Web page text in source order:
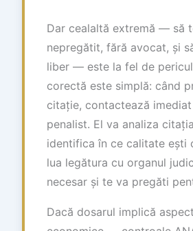
Dar cealaltă extremă — să
nepregătit, fără avocat, și
liber — este la fel de
corectă este simplă: când
citație, contactează
penalist. El va analiza
identifica în ce calitate ești
lua legătura cu organul
necesar și te va pregăti
Dacă dosarul implică